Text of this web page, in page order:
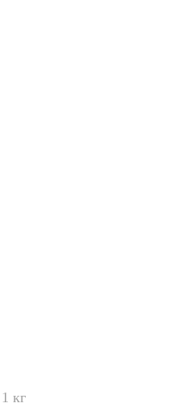
1 кг